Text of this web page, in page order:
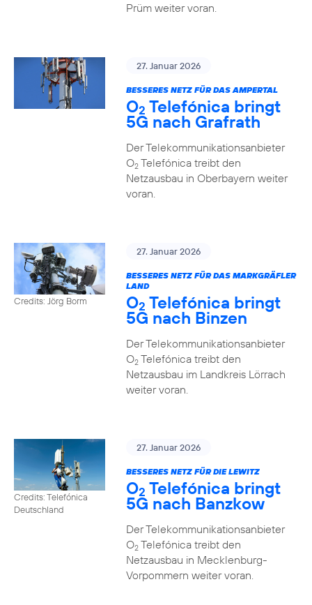
Prüm weiter voran.
27. Januar 2026
BESSERES NETZ FÜR DAS AMPERTAL
O2 Telefónica bringt
5G nach Grafrath
Der Telekommunikationsanbieter
O2Telefónica treibt den
Netzausbau in Oberbayern weiter
voran.
Credits: Jörg Borm
27. Januar 2026
BESSERES NETZ FÜR DAS MARKGRÄFLER
LAND
O2 Telefónica bringt
5G nach Binzen
Der Telekommunikationsanbieter
O2Telefónica treibt den
Netzausbau im Landkreis Lörrach
weiter voran.
Credits: Telefónica
Deutschland
27. Januar 2026
BESSERES NETZ FÜR DIE LEWITZ
O2 Telefónica bringt
5G nach Banzkow
Der Telekommunikationsanbieter
O2Telefónica treibt den
Netzausbau in Mecklenburg-
Vorpommern weiter voran.